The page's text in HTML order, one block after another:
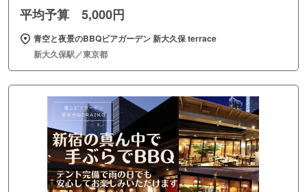
平均予算 5,000円
青空と夜景のBBQビアガーデン 新大久保 terrace
新大久保駅／東京都